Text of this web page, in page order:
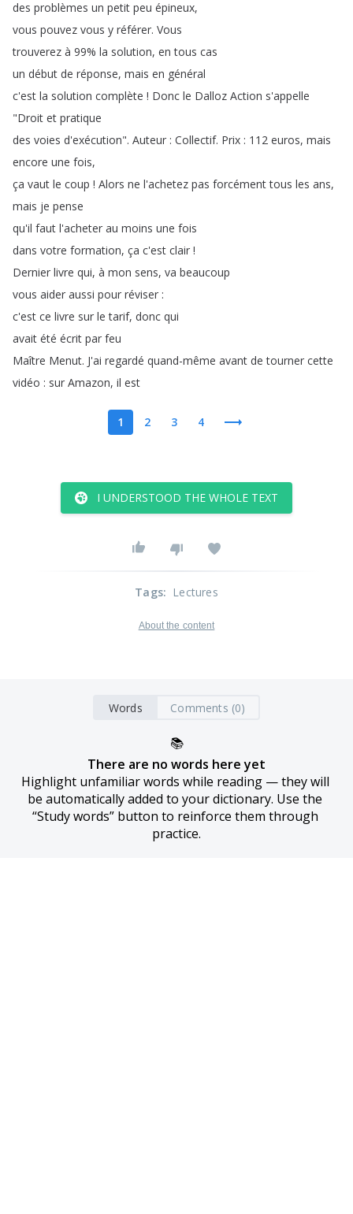
des problèmes un petit peu épineux,
vous pouvez vous y référer. Vous
trouverez à 99% la solution, en tous cas
un début de réponse, mais en général
c'est la solution complète ! Donc le Dalloz Action s'appelle
"Droit et pratique
des voies d'exécution". Auteur : Collectif. Prix : 112 euros, mais
encore une fois,
ça vaut le coup ! Alors ne l'achetez pas forcément tous les ans,
mais je pense
qu'il faut l'acheter au moins une fois
dans votre formation, ça c'est clair !
Dernier livre qui, à mon sens, va beaucoup
vous aider aussi pour réviser :
c'est ce livre sur le tarif, donc qui
avait été écrit par feu
Maître Menut. J'ai regardé quand-même avant de tourner cette
vidéo : sur Amazon, il est
1 2 3 4
I UNDERSTOOD THE WHOLE TEXT
Tags: Lectures
About the content
Words Comments (0)
📚
There are no words here yet
Highlight unfamiliar words while reading — they will
be automatically added to your dictionary. Use the
“Study words” button to reinforce them through
practice.